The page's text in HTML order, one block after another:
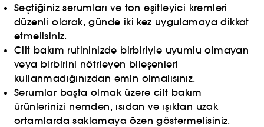
Seçtiğiniz serumları ve ton eşitleyici kremleri
düzenli olarak, günde iki kez uygulamaya dikkat
etmelisiniz.
Cilt bakım rutininizde birbiriyle uyumlu olmayan
veya birbirini nötrleyen bileşenleri
kullanmadığınızdan emin olmalısınız.
Serumlar başta olmak üzere cilt bakım
ürünlerinizi nemden, ısıdan ve ışıktan uzak
ortamlarda saklamaya özen göstermelisiniz.